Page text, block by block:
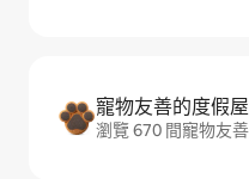
寵物友善的度假屋
瀏覽 670 間寵物友